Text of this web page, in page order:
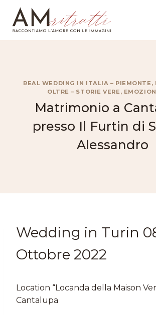
contenuto
REAL WEDDING IN ITALIA – PIEMONTE,
OLTRE – STORIE VERE,
Matrimonio a
presso Il Furtin di
Alessandro
Wedding in Turin
Ottobre 2022
Location “Locanda della Maison
Cantalupa